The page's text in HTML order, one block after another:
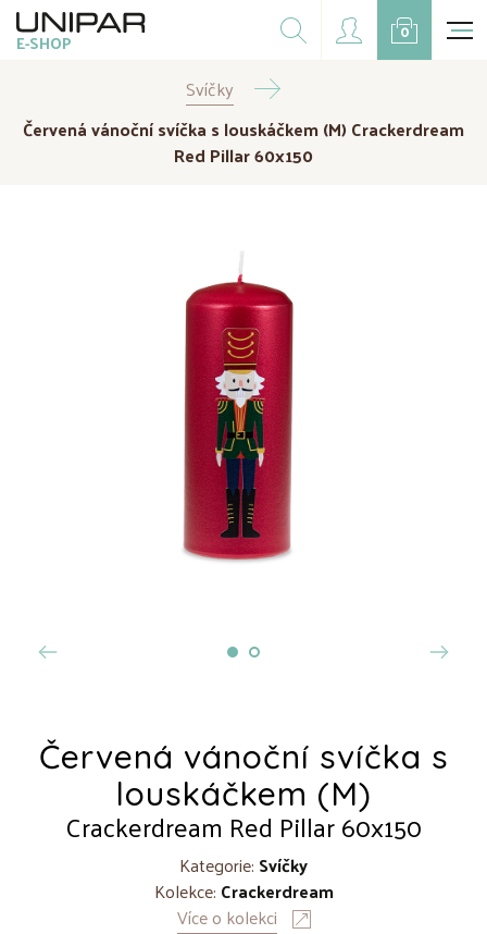
E-SHOP
Dárkové balíčky
Doplňky
Doprodej
CZK EUR
0
Svíčky
Červená vánoční svíčka s louskáčkem (M) Crackerdream
Red Pillar 60x150
Červená vánoční svíčka s
louskáčkem (M)
Crackerdream Red Pillar 60x150
Kategorie: Svíčky
Kolekce: Crackerdream
Více o kolekci